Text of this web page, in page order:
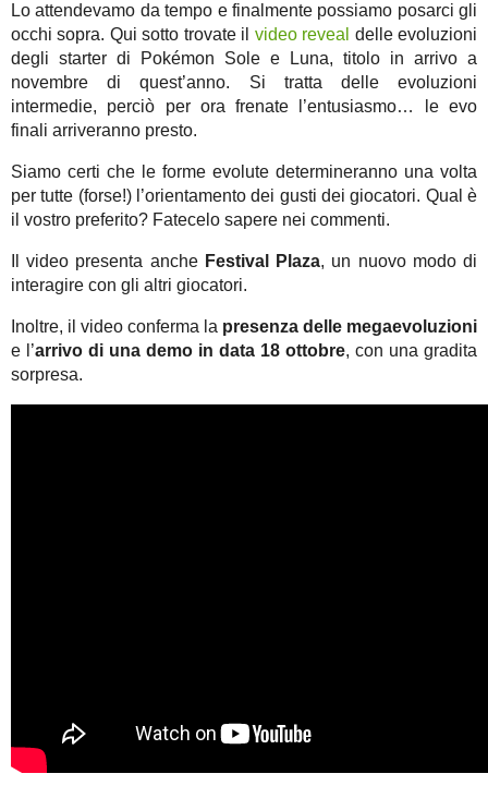
Lo attendevamo da tempo e finalmente possiamo posarci gli
occhi sopra. Qui sotto trovate il video reveal delle evoluzioni
degli starter di Pokémon Sole e Luna, titolo in arrivo a
novembre di quest’anno. Si tratta delle evoluzioni
intermedie, perciò per ora frenate l’entusiasmo… le evo
finali arriveranno presto.
Siamo certi che le forme evolute determineranno una volta
per tutte (forse!) l’orientamento dei gusti dei giocatori. Qual è
il vostro preferito? Fatecelo sapere nei commenti.
Il video presenta anche Festival Plaza, un nuovo modo di
interagire con gli altri giocatori.
Inoltre, il video conferma la presenza delle megaevoluzioni
e l’arrivo di una demo in data 18 ottobre, con una gradita
sorpresa.